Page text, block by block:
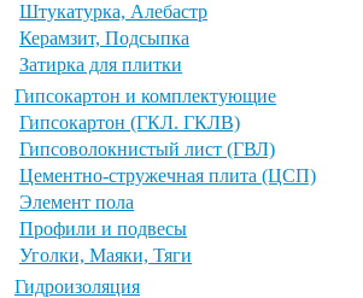
Штукатурка, Алебастр
Керамзит, Подсыпка
Затирка для плитки
Гипсокартон и комплектующие
Гипсокартон (ГКЛ. ГКЛВ)
Гипсоволокнистый лист (ГВЛ)
Цементно-стружечная плита (ЦСП)
Элемент пола
Профили и подвесы
Уголки, Маяки, Тяги
Гидроизоляция